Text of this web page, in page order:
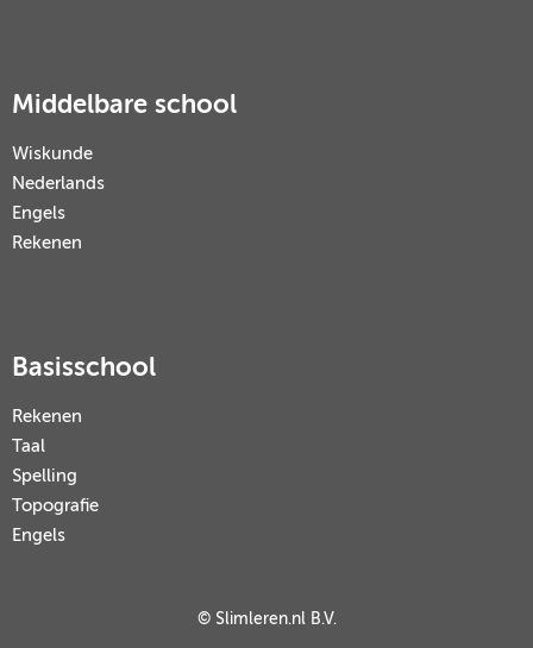
Middelbare school
Wiskunde
Nederlands
Engels
Rekenen
Basisschool
Rekenen
Taal
Spelling
Topografie
Engels
© Slimleren.nl B.V.